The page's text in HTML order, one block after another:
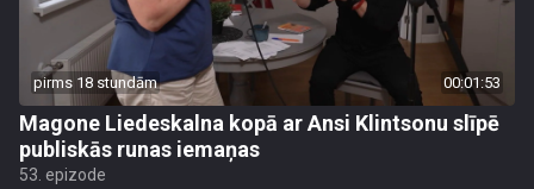
pirms 18 stundām 00:01:53
Magone Liedeskalna kopā ar Ansi Klintsonu slīpē
publiskās runas iemaņas
53. epizode